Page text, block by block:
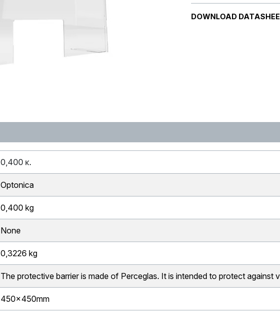
DOWNLOAD
0,400 κ.
Optonica
0,400 kg
None
0,3226 kg
The protective barrier is made of Perceglas. It is intended to protect against
450x450mm